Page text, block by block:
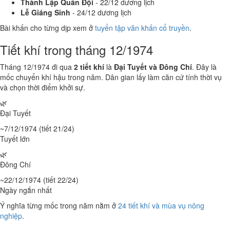
Thành Lập Quân Đội - 22/12 dương lịch
Lễ Giáng Sinh - 24/12 dương lịch
Bài khấn cho từng dịp xem ở tuyển tập văn khấn cổ truyền.
Tiết khí trong tháng 12/1974
Tháng 12/1974 đi qua 2 tiết khí là Đại Tuyết và Đông Chí. Đây là
mốc chuyển khí hậu trong năm. Dân gian lấy làm căn cứ tính thời vụ
và chọn thời điểm khởi sự.
🌿
Đại Tuyết
~7/12/1974 (tiết 21/24)
Tuyết lớn
🌿
Đông Chí
~22/12/1974 (tiết 22/24)
Ngày ngắn nhất
Ý nghĩa từng mốc trong năm nằm ở 24 tiết khí và mùa vụ nông
nghiệp.